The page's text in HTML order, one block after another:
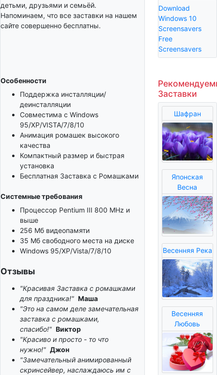
детьми, друзьями и семьёй.
Напоминаем, что все заставки на нашем
сайте совершенно бесплатны.
Особенности
Поддержка инсталляции/
деинсталляции
Совместима с Windows
95/XP/VISTA/7/8/10
Анимация ромашек высокого
качества
Компактный размер и быстрая
установка
Бесплатная Заставка с Ромашками
Системные требования
Процессор Pentium III 800 MHz и
выше
256 Мб видеопамяти
35 Мб свободного места на диске
Windows 95/XP/Vista/7/8/10
Отзывы
"Красивая Заставка с ромашками
для праздника!" Маша
"Это на самом деле замечательная
заставка с ромашками,
спасибо!" Виктор
"Красиво и просто - то что
нужно!" Джон
"Замечательный анимированный
скринсейвер, наслаждаюсь им с
Download
Windows 10
Screensavers
Free
Screensavers
Заставки
Шафран
Японская
Весна
Весенняя Река
Весенняя
Любовь